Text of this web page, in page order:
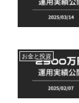
お金と投資